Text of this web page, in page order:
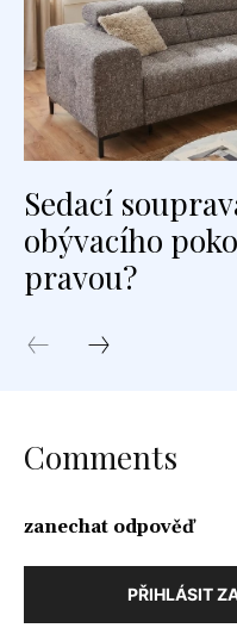
Sedací
obývacího
pravou?
Comments
zanechat odpověď
PŘIHLÁSIT